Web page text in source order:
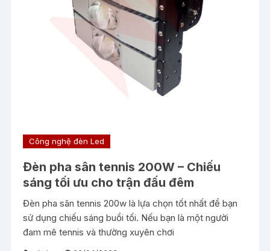
Công nghệ đèn Led
Đèn pha sân tennis 200W – Chiếu
sáng tối ưu cho trận đấu đêm
Đèn pha sân tennis 200w là lựa chọn tốt nhất để bạn
sử dụng chiếu sáng buổi tối. Nếu bạn là một người
đam mê tennis và thường xuyên chơi